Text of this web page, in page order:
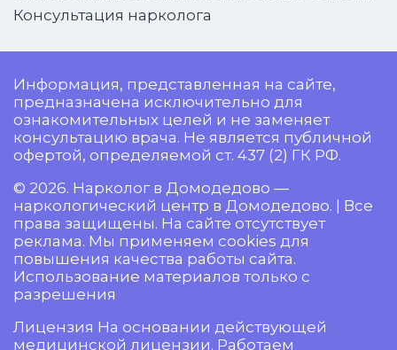
Консультация нарколога
Информация, представленная на сайте,
предназначена исключительно для
ознакомительных целей и не заменяет
консультацию врача. Не является публичной
офертой, определяемой ст. 437 (2) ГК РФ.
© 2026. Нарколог в Домодедово —
наркологический центр в Домодедово. | Все
права защищены. На сайте отсутствует
реклама. Мы применяем cookies для
повышения качества работы сайта.
Использование материалов только с
разрешения
Лицензия На основании действующей
медицинской лицензии. Работаем